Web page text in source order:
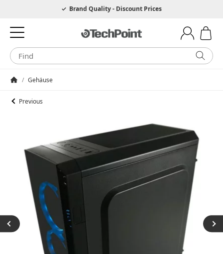
Hotline 0049 6205 3079975Brand Quality - Discount Prices
/ Gehäuse
Previous